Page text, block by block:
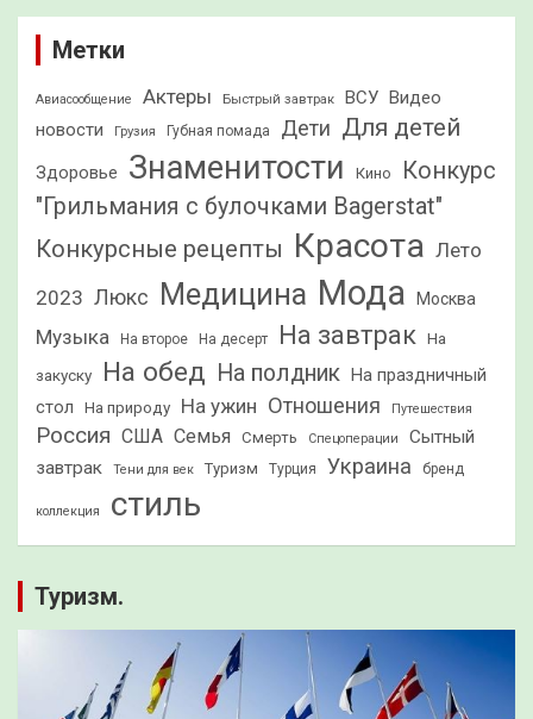
Метки
Авиасообщение Актеры Быстрый завтрак ВСУ Видео
новости
Грузия Губная помада Дети Для детей
Здоровье Знаменитости Кино
Конкурс
"Грильмания с булочками Bagerstat"
Конкурсные рецепты Красота Лето
2023 Люкс Медицина Мода Москва
Музыка На второе На десерт На завтрак На
закуску На обед На полдник На праздничный
стол
На природу На ужин Отношения Путешествия
Россия США Семья Смерть Спецоперации
Сытный
завтрак
Тени для век Туризм Турция Украина бренд
коллекция стиль
Туризм.